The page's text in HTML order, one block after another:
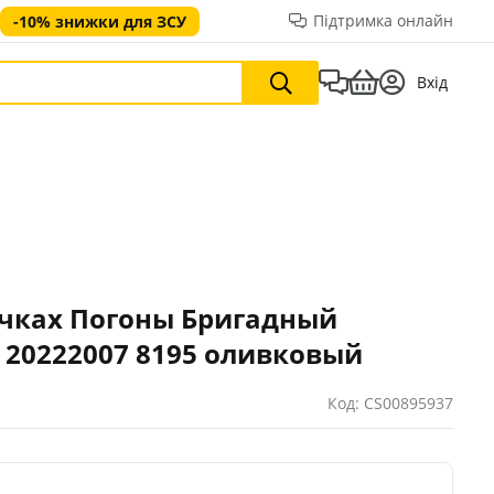
-10% знижки для ЗСУ Підтримка онлайн
Вхід
Погоны Бригадный
8195 оливковый
Код: CS00895937